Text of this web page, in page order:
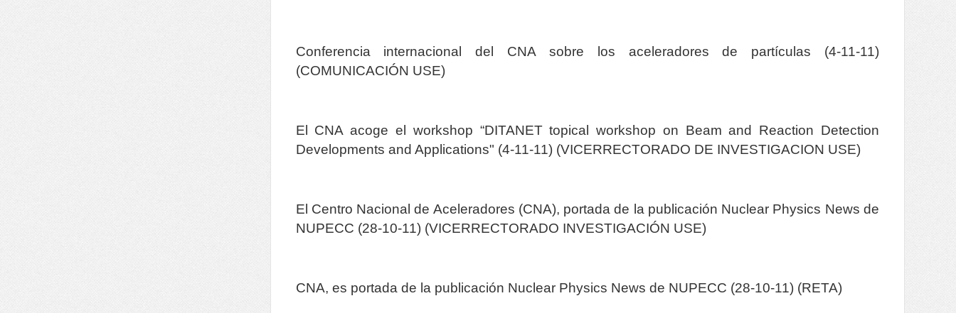
Conferencia internacional del CNA sobre los aceleradores de partículas (4-11-11)
(COMUNICACIÓN USE)
El CNA acoge el workshop “DITANET topical workshop on Beam and Reaction Detection
Developments and Applications" (4-11-11) (VICERRECTORADO DE INVESTIGACION USE)
El Centro Nacional de Aceleradores (CNA), portada de la publicación Nuclear Physics News de
NUPECC (28-10-11) (VICERRECTORADO INVESTIGACIÓN USE)
CNA, es portada de la publicación Nuclear Physics News de NUPECC (28-10-11) (RETA)